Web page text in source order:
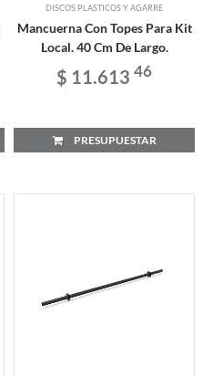
DISCOS PLASTICOS Y AGARRE
Mancuerna Con Topes Para Kit
Local. 40 Cm De Largo.
$ 11.613 46
PRESUPUESTAR